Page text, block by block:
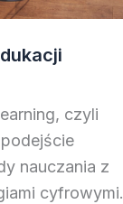
czyli
nauczania z
cyfrowymi.